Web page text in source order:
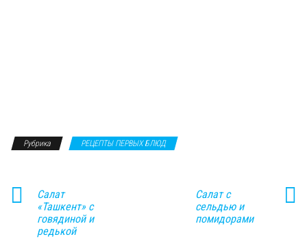
Рубрика РЕЦЕПТЫ ПЕРВЫХ БЛЮД
Салат
«Ташкент» с
говядиной и
редькой
Салат с
сельдью и
помидорами